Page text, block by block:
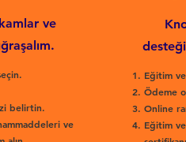
ve
belirtin.
ve
Eğitim
Ödeme
Online
Eğitim